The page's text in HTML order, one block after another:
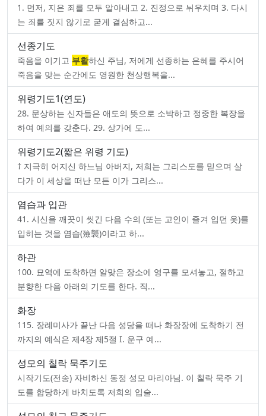
1. 먼저, 지은 죄를 모두 알아내고 2. 진정으로 뉘우치며 3. 다시
는 죄를 짓지 않기로 굳게 결심하고...
선종기도
죽음을 이기고 부활하신 주님, 저에게 선종하는 은혜를 주시어
죽음을 맞는 순간에도 영원한 천상행복을...
위령기도1(연도)
28. 문상하는 신자들은 애도의 뜻으로 소박하고 정중한 복장을
하여 예의를 갖춘다. 29. 상가에 도...
위령기도2(짧은 위령 기도)
† 지극히 어지신 하느님 아버지, 저희는 그리스도를 믿으며 살
다가 이 세상을 떠난 모든 이가 그리스...
염습과 입관
41. 시신을 깨끗이 씻긴 다음 수의 (또는 고인이 즐겨 입던 옷)를
입히는 것을 염습(殮襲)이라고 하...
하관
100. 묘역에 도착하면 알맞은 장소에 영구를 모셔놓고, 절하고
분향한 다음 아래의 기도를 한다. 직...
화장
115. 장례미사가 끝난 다음 성당을 떠나 화장장에 도착하기 전
까지의 예식은 제4장 제5절 I. 운구 예...
성모의 칠락 묵주기도
시작기도(전송) 자비하신 동정 성모 마리아님. 이 칠락 묵주 기
도를 합당하게 바치도록 저희의 입술...